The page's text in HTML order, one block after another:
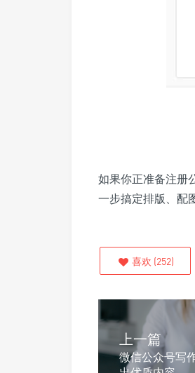
如果你正准备注册
一步搞定排版、配
喜欢 (252)
上一篇
微信公众号写